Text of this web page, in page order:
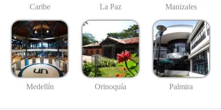
Caribe La Paz Manizales
Medellín Orinoquía Palmira